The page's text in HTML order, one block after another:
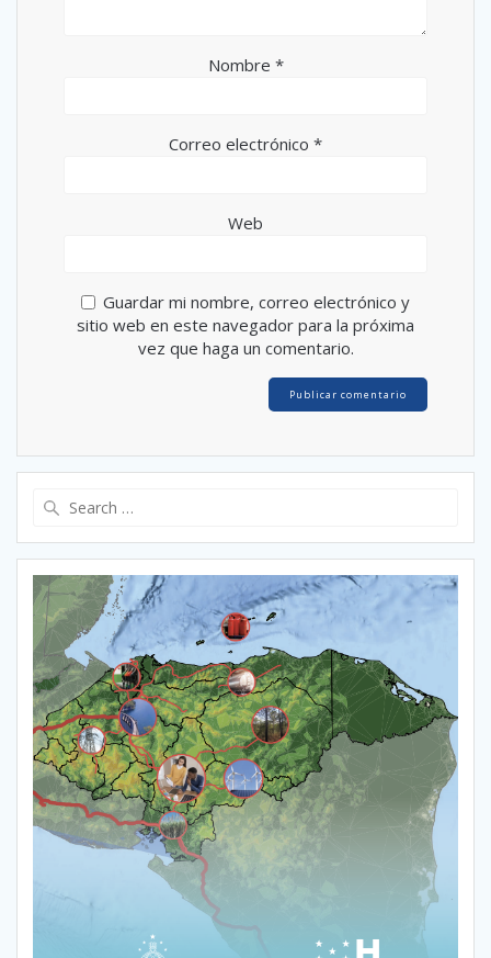
Nombre *
Correo electrónico *
Web
Guardar mi nombre, correo electrónico y
sitio web en este navegador para la próxima
vez que haga un comentario.